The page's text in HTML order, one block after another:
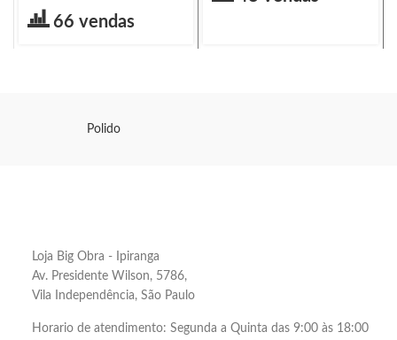
66 vendas
Polido
Loja Big Obra - Ipiranga
Av. Presidente Wilson, 5786,
Vila Independência, São Paulo
Horario de atendimento: Segunda a Quinta das 9:00 às 18:00